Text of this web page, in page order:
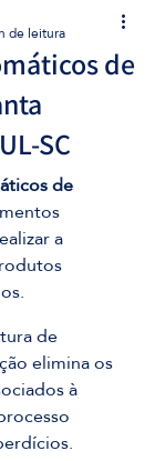
de
SC
de leitura
de
a
de
elimina os
à